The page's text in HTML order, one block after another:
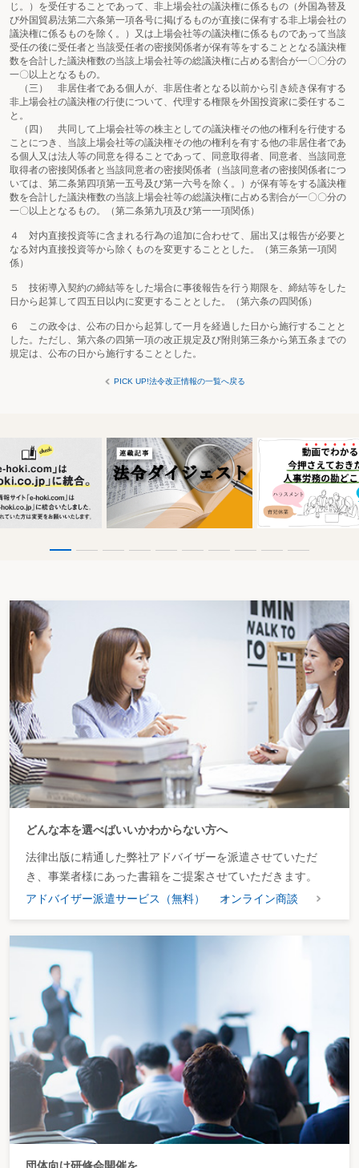
じ。）を受任することであって、非上場会社の議決権に係るもの（外国為替及
び外国貿易法第二六条第一項各号に掲げるものが直接に保有する非上場会社の
議決権に係るものを除く。）又は上場会社等の議決権に係るものであって当該
受任の後に受任者と当該受任者の密接関係者が保有等をすることとなる議決権
数を合計した議決権数の当該上場会社等の総議決権に占める割合が一〇〇分の
一〇以上となるもの。
（三） 非居住者である個人が、非居住者となる以前から引き続き保有する
非上場会社の議決権の行使について、代理する権限を外国投資家に委任するこ
と。
（四） 共同して上場会社等の株主としての議決権その他の権利を行使する
ことにつき、当該上場会社等の議決権その他の権利を有する他の非居住者であ
る個人又は法人等の同意を得ることであって、同意取得者、同意者、当該同意
取得者の密接関係者と当該同意者の密接関係者（当該同意者の密接関係者につ
いては、第二条第四項第一五号及び第一六号を除く。）が保有等をする議決権
数を合計した議決権数の当該上場会社等の総議決権に占める割合が一〇〇分の
一〇以上となるもの。（第二条第九項及び第一一項関係）
４ 対内直接投資等に含まれる行為の追加に合わせて、届出又は報告が必要と
なる対内直接投資等から除くものを変更することとした。（第三条第一項関
係）
５ 技術導入契約の締結等をした場合に事後報告を行う期限を、締結等をした
日から起算して四五日以内に変更することとした。（第六条の四関係）
６ この政令は、公布の日から起算して一月を経過した日から施行することと
した。ただし、第六条の四第一項の改正規定及び附則第三条から第五条までの
規定は、公布の日から施行することとした。
PICK UP!法令改正情報の一覧へ戻る
どんな本を選べばいいかわからない方へ
法律出版に精通した弊社アドバイザーを派遣させていただ
き、事業者様にあった書籍をご提案させていただきます。
アドバイザー派遣サービス（無料）
オンライン商談
団体向け研修会開催を